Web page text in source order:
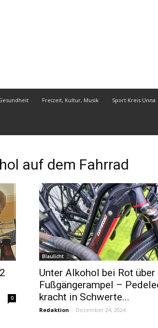
Freizeit, Kultur, Musik Sport Kreis Unna
auf dem Fahrrad
0
Blaulicht
Unter Alkohol bei Rot über
Fußgängerampel –
kracht in Schwerte...
Redaktion - Dezember 24, 2024